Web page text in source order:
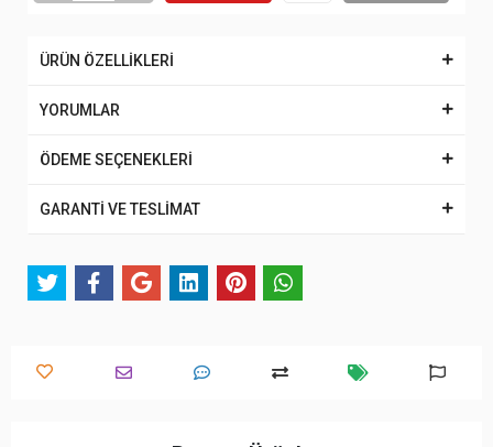
ÜRÜN ÖZELLİKLERİ
YORUMLAR
ÖDEME SEÇENEKLERİ
GARANTİ VE TESLİMAT